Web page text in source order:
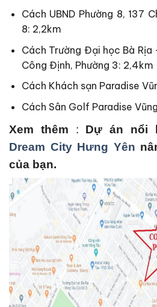
Cách UBND Phường 8, 137
8: 2,2km
Cách Trường Đại học Bà Rịa
Công Định, Phường 3: 2,4km
Cách Khách sạn Paradise
Cách Sân Golf Paradise
Xem thêm : Dự án
Dream City Hưng Yên
của bạn.